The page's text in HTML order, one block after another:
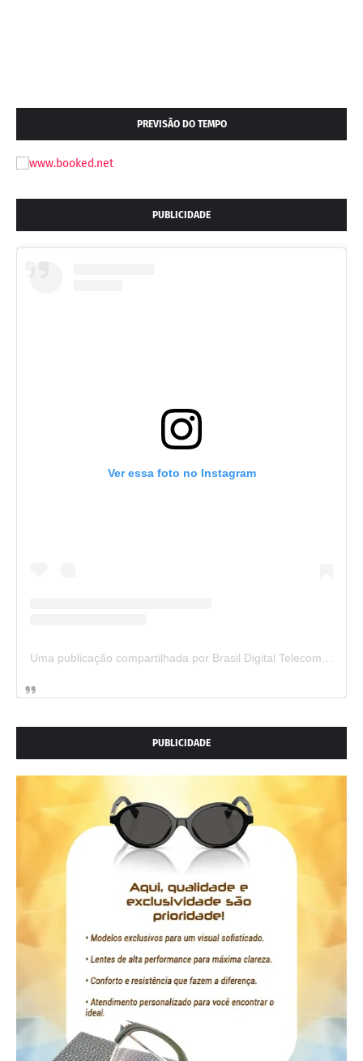
PREVISÃO DO TEMPO
PUBLICIDADE
Ver essa foto no Instagram
Uma publicação compartilhada por Brasil Digital Telecom (@brasildigitaltelecom)
PUBLICIDADE